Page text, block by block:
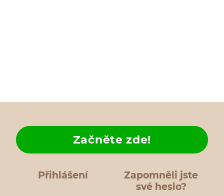
Přihlášení
Zapomněli jste
své heslo?
Začněte zde!